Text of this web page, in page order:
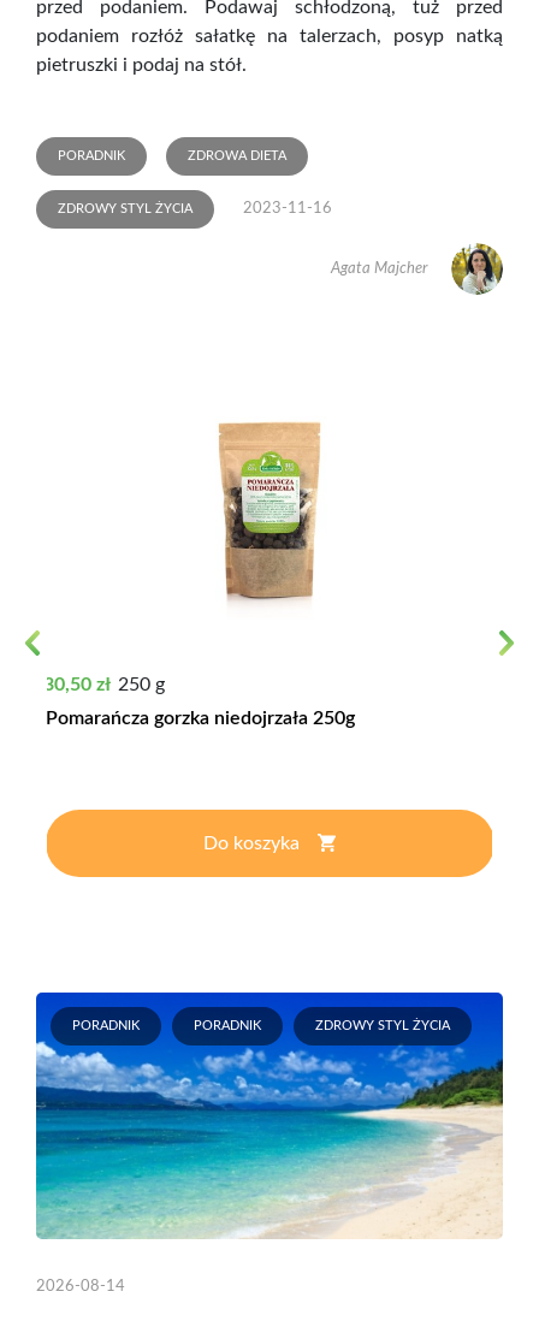
przed podaniem. Podawaj schłodzoną, tuż przed
podaniem rozłóż sałatkę na talerzach, posyp natką
pietruszki i podaj na stół.
PORADNIK ZDROWA DIETA
ZDROWY STYL ŻYCIA 2023-11-16
Agata Majcher
Cena
30,50 zł 250 g
Pomarańcza gorzka niedojrzała 250g
Do koszyka
PORADNIK PORADNIK ZDROWY STYL ŻYCIA
2026-08-14